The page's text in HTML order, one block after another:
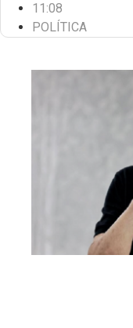
11:08
POLÍTICA